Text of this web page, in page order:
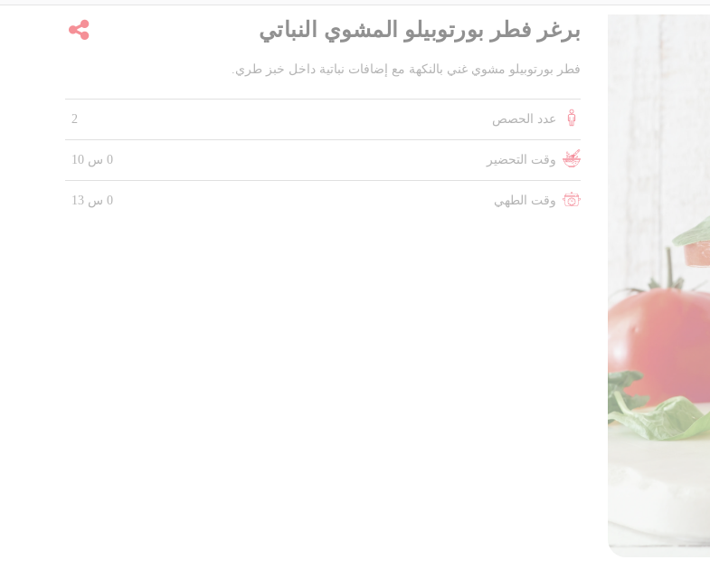
برغر فطر بورتوبيلو المشوي النباتي
فطر بورتوبيلو مشوي غني بالنكهة مع إضافات نباتية داخل خبز طري.
عدد الحصص 2
وقت التحضير 0 س 10
وقت الطهي 0 س 13